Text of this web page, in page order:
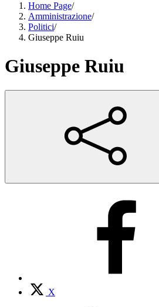
Home Page/
Amministrazione/
Politici/
Giuseppe Ruiu
Giuseppe Ruiu
X